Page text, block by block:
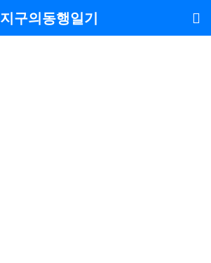
지구의동행일기